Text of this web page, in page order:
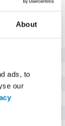
About
ads, to
our
Hinweise zu